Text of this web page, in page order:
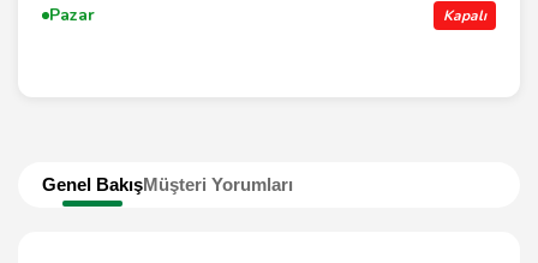
Genel BakışMüşteri Yorumları
Pazar Kapalı